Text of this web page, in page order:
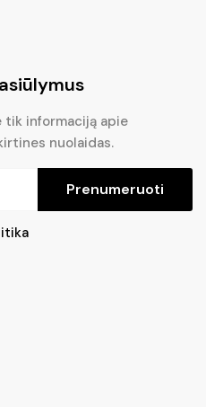
tik informaciją apie
nuolaidas.
Prenumeruoti